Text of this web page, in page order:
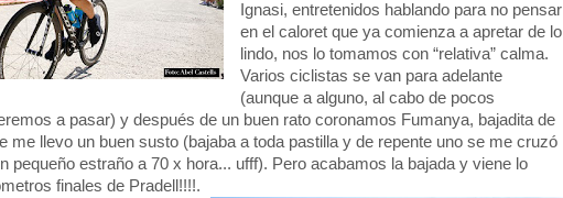
Ignasi, entretenidos hablando para no pensar
en el caloret que ya comienza a apretar de lo
lindo, nos lo tomamos con “relativa” calma.
Varios ciclistas se van para adelante
(aunque a alguno, al cabo de pocos
a pasar) y después de un buen rato coronamos Fumanya, bajadita de
me llevo un buen susto (bajaba a toda pastilla y de repente uno se me cruzó
pequeño estraño a 70 x hora... ufff). Pero acabamos la bajada y viene lo
finales de Pradell!!!!.